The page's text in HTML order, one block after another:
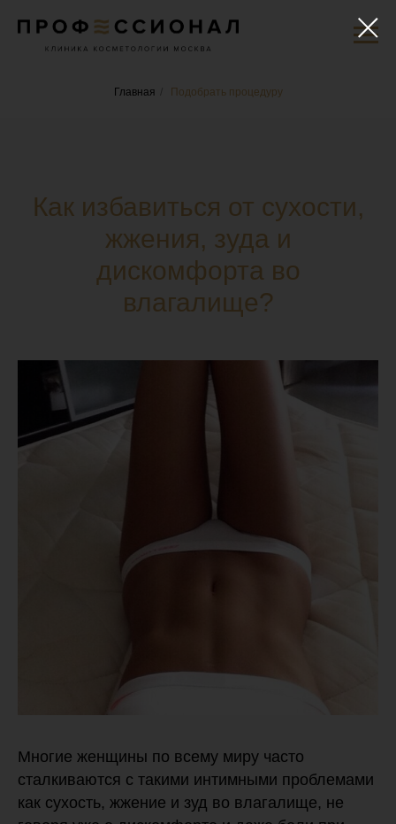
Главная Подобрать процедуру
Как избавиться от сухости,
жжения, зуда и
дискомфорта во
влагалище?
Многие женщины по всему миру часто
сталкиваются с такими интимными проблемами
как сухость, жжение и зуд во влагалище, не